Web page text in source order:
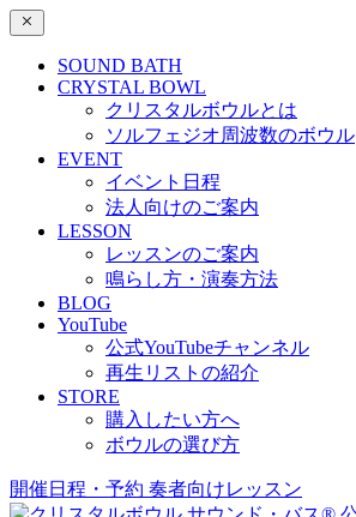
SOUND BATH
CRYSTAL BOWL
クリスタルボウルとは
ソルフェジオ周波数のボウル
EVENT
イベント日程
法人向けのご案内
LESSON
レッスンのご案内
鳴らし方・演奏方法
BLOG
YouTube
公式YouTubeチャンネル
再生リストの紹介
STORE
購入したい方へ
ボウルの選び方
開催日程・予約 奏者向けレッスン